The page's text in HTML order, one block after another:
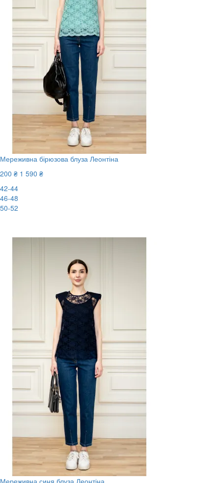
Мереживна бірюзова блуза Леонтіна
200 ₴ 1 590 ₴
42-44
46-48
50-52
Мереживна синя блуза Леонтіна